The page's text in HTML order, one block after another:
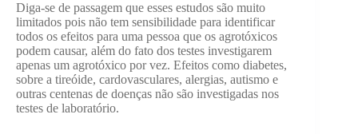
Diga-se de passagem que esses estudos são muito
limitados pois não tem sensibilidade para identificar
todos os efeitos para uma pessoa que os agrotóxicos
podem causar, além do fato dos testes investigarem
apenas um agrotóxico por vez. Efeitos como diabetes,
sobre a tireóide, cardovasculares, alergias, autismo e
outras centenas de doenças não são investigadas nos
testes de laboratório.